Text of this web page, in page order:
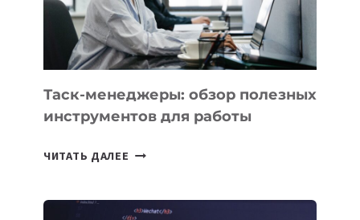
ИНТЕЛЛЕКТУ
Таск-менеджеры: обзор полезных
инструментов для работы
ЧИТАТЬ ДАЛЕЕ ТАСК-
ПОЛЕЗНЫХ